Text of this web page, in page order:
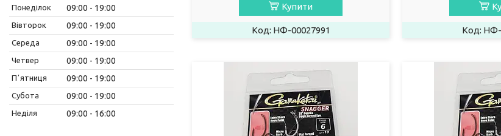
Купити
НФ-00027991 НФ-
Понеділок 09:00 19:00
Вівторок 09:00 19:00
Середа 09:00 19:00
Четвер 09:00 19:00
Пʼятниця 09:00 19:00
Субота 09:00 19:00
Неділя 09:00 16:00